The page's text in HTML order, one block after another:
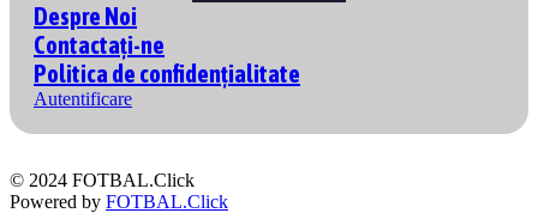
Despre Noi
Contactați-ne
Politica de confidențialitate
Autentificare
© 2024 FOTBAL.Click
Powered by FOTBAL.Click